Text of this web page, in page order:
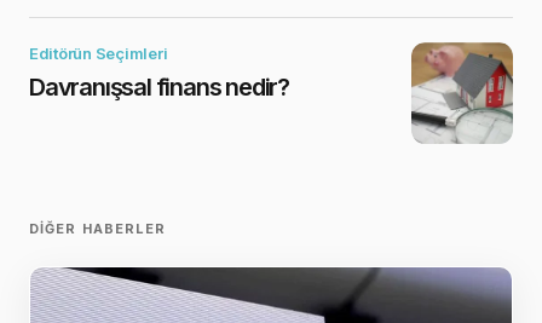
Editörün Seçimleri
Davranışsal finans nedir?
DIĞER HABERLER